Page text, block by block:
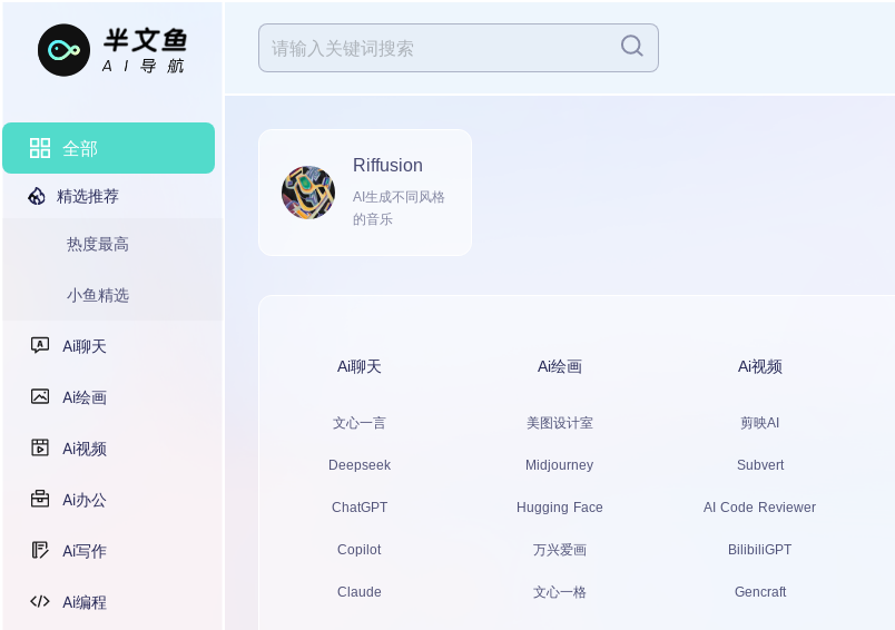
全部
精选推荐
热度最高
小鱼精选
Ai聊天
Ai绘画
Ai视频
Ai办公
Ai写作
Ai编程
Riffusion
AI生成不同风格
的音乐
Ai聊天
文心一言
Deepseek
ChatGPT
Copilot
Claude
Ai绘画
美图设计室
Midjourney
Hugging Face
万兴爱画
文心一格
Ai视频
剪映AI
Subvert
AI Code Reviewer
BilibiliGPT
Gencraft